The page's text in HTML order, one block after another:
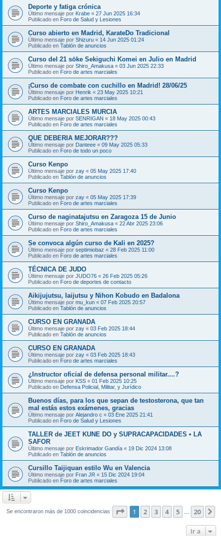
Deporte y fatiga crónica
Último mensaje por Krabe « 27 Jun 2025 16:34
Publicado en Foro de Salud y Lesiones
Curso abierto en Madrid, KarateDo Tradicional
Último mensaje por Shizuru « 14 Jun 2025 01:24
Publicado en Tablón de anuncios
Curso del 21 sōke Sekiguchi Komei en Julio en Madrid
Último mensaje por Shiro_Amakusa « 03 Jun 2025 22:33
Publicado en Foro de artes marciales
¡Curso de combate con cuchillo en Madrid! 28/06/25
Último mensaje por Henrik « 23 May 2025 10:21
Publicado en Foro de artes marciales
ARTES MARCIALES MURCIA
Último mensaje por SENRIGAN « 18 May 2025 00:43
Publicado en Foro de artes marciales
QUE DEBERIA MEJORAR???
Último mensaje por Danteee « 09 May 2025 05:33
Publicado en Foro de todo un poco
Curso Kenpo
Último mensaje por zay « 05 May 2025 17:40
Publicado en Tablón de anuncios
Curso Kenpo
Último mensaje por zay « 05 May 2025 17:39
Publicado en Foro de artes marciales
Curso de naginatajutsu en Zaragoza 15 de Junio
Último mensaje por Shiro_Amakusa « 22 Abr 2025 23:06
Publicado en Foro de artes marciales
Se convoca algún curso de Kali en 2025?
Último mensaje por septimiobaz « 28 Feb 2025 11:00
Publicado en Foro de artes marciales
TÉCNICA DE JUDO
Último mensaje por JUDO76 « 26 Feb 2025 05:26
Publicado en Foro de deportes de contacto
Aikijujutsu, Iaijutsu y Nihon Kobudo en Badalona
Último mensaje por mu_kun « 07 Feb 2025 20:57
Publicado en Tablón de anuncios
CURSO EN GRANADA
Último mensaje por zay « 03 Feb 2025 18:44
Publicado en Tablón de anuncios
CURSO EN GRANADA
Último mensaje por zay « 03 Feb 2025 18:43
Publicado en Foro de artes marciales
¿Instructor oficial de defensa personal militar....?
Último mensaje por KSS « 01 Feb 2025 10:25
Publicado en Defensa Policial, Militar, y Jurídico
Buenos días, para los que sepan de testosterona, que tan
mal estás estos exámenes, gracias
Último mensaje por Alejandro c « 03 Ene 2025 21:41
Publicado en Foro de Salud y Lesiones
TALLER de JEET KUNE DO y SUPRACAPACIDADES • LA
SAFOR
Último mensaje por Eskrimador Gandía « 19 Dic 2024 13:08
Publicado en Tablón de anuncios
Cursillo Taijiquan estilo Wu en Valencia
Último mensaje por Fran JR « 15 Dic 2024 19:04
Publicado en Foro de artes marciales
Se encontraron más de 1000 coincidencias Página de 20
1 2 3 4 5 20
Ir a